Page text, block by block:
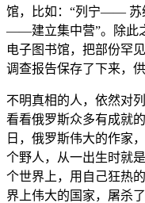
馆，比如：“列宁―― 苏
――建立集中营”。除此
电子图书馆，把部份罕
调查报告保存了下来，
不明真相的人，依然对
看看俄罗斯众多有成就
日，俄罗斯伟大的作家
个野人，从一出生时就
个世界上，用自己狂热
界上伟大的国家，屠杀